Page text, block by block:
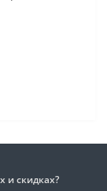
и скидках?